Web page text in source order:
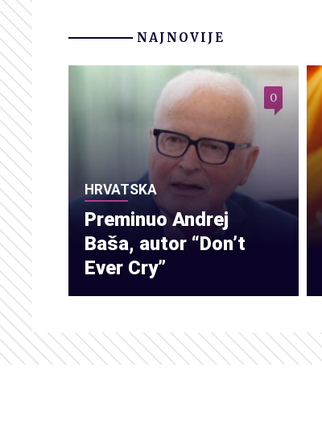
NAJNOVIJE
HRVATSKA
Preminuo Andrej
Baša, autor “Don’t
Ever Cry”
0